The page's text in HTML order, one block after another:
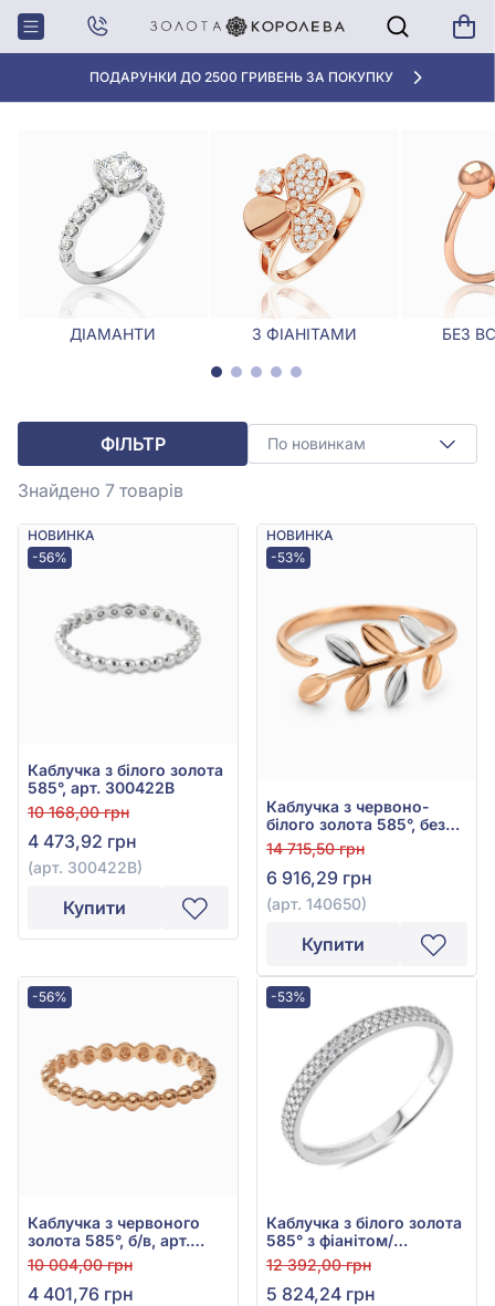
«КРАЩА ЦІНА» ВІД 5945 ГРН/ГРАМ
Головна Каблучки Золоті каблучки на фалангу
ЗОЛОТІ КАБЛУЧКИ НА ФАЛАНГУ
ДІАМАНТИ З ФІАНІТАМИ БЕЗ
ФІЛЬТР По новинкам
Знайдено 7 товарів
НОВИНКА
-56%
Каблучка з білого золота
585°, арт. 300422В
10 168,00 грн
4 473,92 грн
(арт. 300422В)
Купити
НОВИНКА
-53%
Каблучка з червоно-
білого золота 585°, без
вставки, арт. 140650
14 715,50 грн
6 916,29 грн
(арт. 140650)
Купити
-56%
Каблучка з червоного
золота 585°, б/в, арт.
300422
10 004,00 грн
4 401,76 грн
-53%
Каблучка з білого золота
585° з фіанітом/
куб.цирконієм, арт.
140940б
12 392,00 грн
5 824,24 грн